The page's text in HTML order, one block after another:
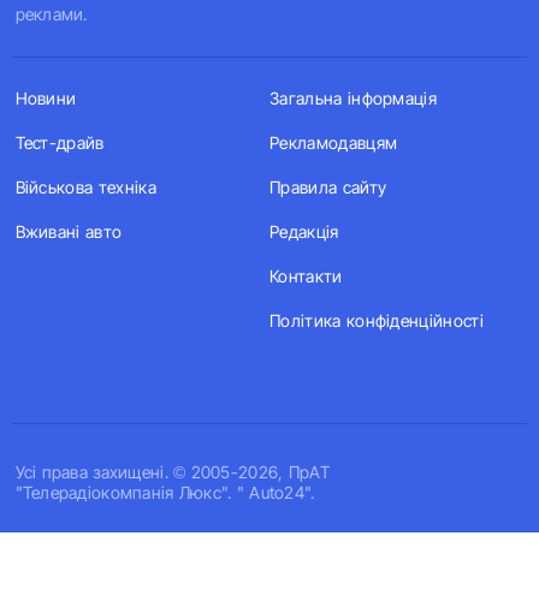
реклами.
Усi права захищенi. © 2005-2026, ПрАТ
"Телерадіокомпанія Люкс". " Auto24".
Новини
Тест-драйв
Військова техніка
Вживані авто
Загальна інформація
Рекламодавцям
Правила сайту
Редакція
Контакти
Політика конфіденційності